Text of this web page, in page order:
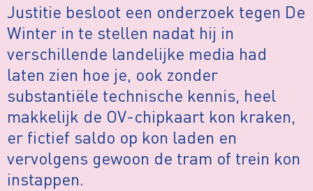
Justitie besloot een onderzoek tegen De
Winter in te stellen nadat hij in
verschillende landelijke media had
laten zien hoe je, ook zonder
substantiële technische kennis, heel
makkelijk de OV-chipkaart kon kraken,
er fictief saldo op kon laden en
vervolgens gewoon de tram of trein kon
instappen.